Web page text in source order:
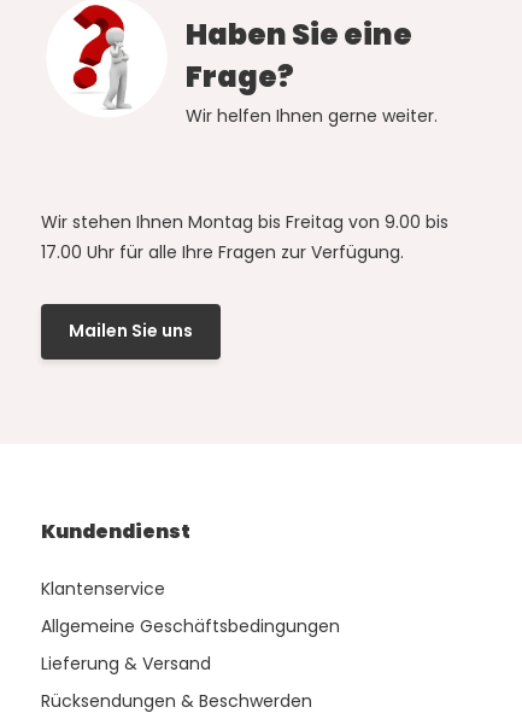
Haben Sie eine
Frage?
Wir helfen Ihnen gerne weiter.
Wir stehen Ihnen Montag bis Freitag von 9.00 bis
17.00 Uhr für alle Ihre Fragen zur Verfügung.
Mailen Sie uns
Kundendienst
Klantenservice
Allgemeine Geschäftsbedingungen
Lieferung & Versand
Rücksendungen & Beschwerden